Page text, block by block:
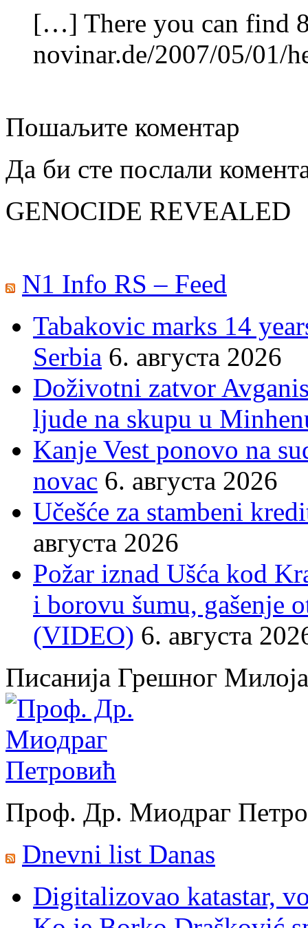
[…] There you can find
novinar.de/2007/05/01/
Пошаљите коментар
Да би сте послали
GENOCIDE REVEALED
N1 Info RS – Feed
Tabakovic marks 14
Serbia 6. августа 2026
Doživotni zatvor
ljude na skupu u
Kanje Vest ponovo na
novac 6. августа 2026
Učešće za stambeni
августа 2026
Požar iznad Ušća kod
i borovu šumu, gašenje
(VIDEO) 6. августа
Писанија Грешног Милоја
Проф. Др. Миодраг
Dnevni list Danas
Digitalizovao katastar,